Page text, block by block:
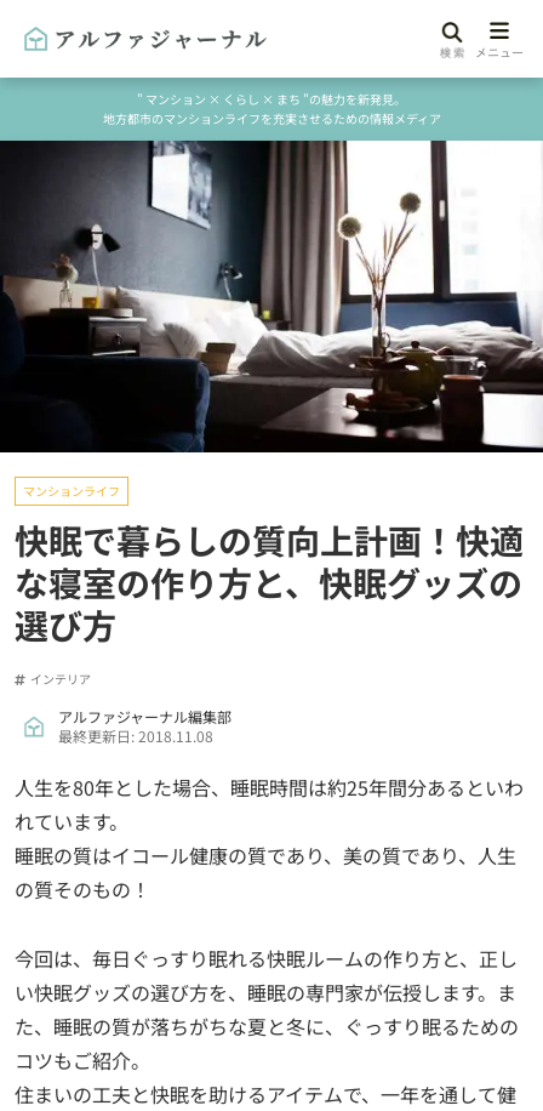
" マンション × くらし × まち "の魅力を新発見。
地方都市のマンションライフを充実させるための情報メディア
マンションライフ
快眠で暮らしの質向上計画！快適
な寝室の作り方と、快眠グッズの
選び方
インテリア
アルファジャーナル編集部
最終更新日: 2018.11.08
人生を80年とした場合、睡眠時間は約25年間分あるといわ
れています。
睡眠の質はイコール健康の質であり、美の質であり、人生
の質そのもの！
今回は、毎日ぐっすり眠れる快眠ルームの作り方と、正し
い快眠グッズの選び方を、睡眠の専門家が伝授します。ま
た、睡眠の質が落ちがちな夏と冬に、ぐっすり眠るための
コツもご紹介。
住まいの工夫と快眠を助けるアイテムで、一年を通して健